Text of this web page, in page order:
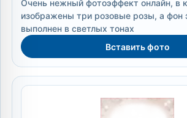
Очень нежный фотоэффект онлайн, в
изображены три розовые розы, а фон
выполнен в светлых тонах
Вставить фото